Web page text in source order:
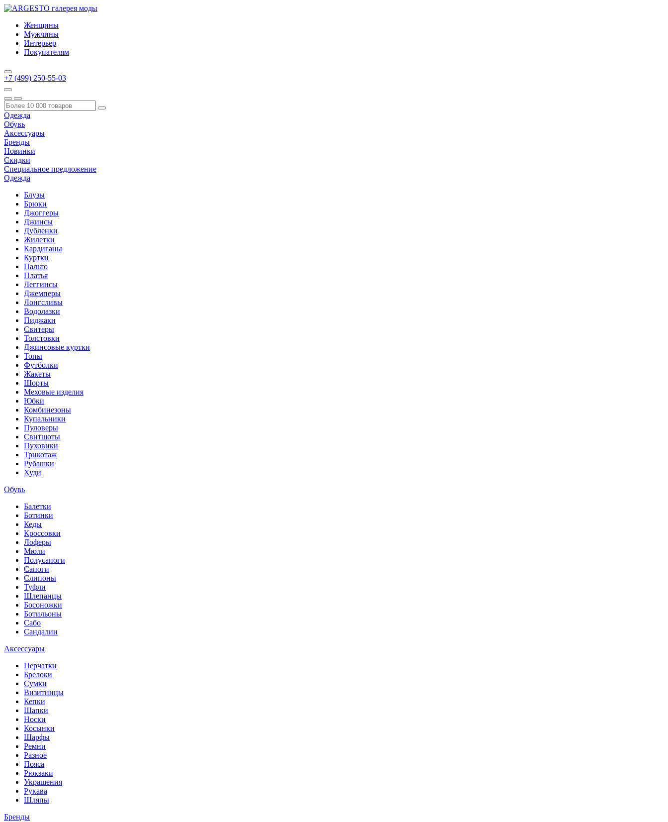
Женщины
Мужчины
Интерьер
Покупателям
+7 (499) 250-55-03
Одежда
Обувь
Аксессуары
Бренды
Новинки
Скидки
Специальное предложение
Одежда
Блузы
Брюки
Джоггеры
Джинсы
Дубленки
Жилетки
Кардиганы
Куртки
Пальто
Платья
Леггинсы
Джемперы
Лонгсливы
Водолазки
Пиджаки
Свитеры
Толстовки
Джинсовые куртки
Топы
Футболки
Жакеты
Шорты
Меховые изделия
Юбки
Комбинезоны
Купальники
Пуловеры
Свитшоты
Пуховики
Трикотаж
Рубашки
Худи
Обувь
Балетки
Ботинки
Кеды
Кроссовки
Лоферы
Мюли
Полусапоги
Сапоги
Слипоны
Туфли
Шлепанцы
Босоножки
Ботильоны
Сабо
Сандалии
Аксессуары
Перчатки
Брелоки
Сумки
Визитницы
Кепки
Шапки
Носки
Косынки
Шарфы
Ремни
Разное
Пояса
Рюкзаки
Украшения
Рукава
Шляпы
Бренды